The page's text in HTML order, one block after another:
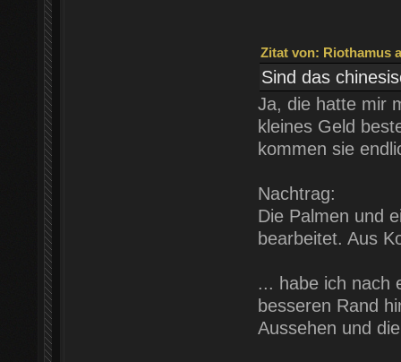
Zitat von: Riothamus
Sind das
Ja, die hatte mir
kleines Geld
kommen sie
Nachtrag:
Die Palmen und
bearbeitet. Aus
... habe ich nach
besseren Rand
Aussehen und